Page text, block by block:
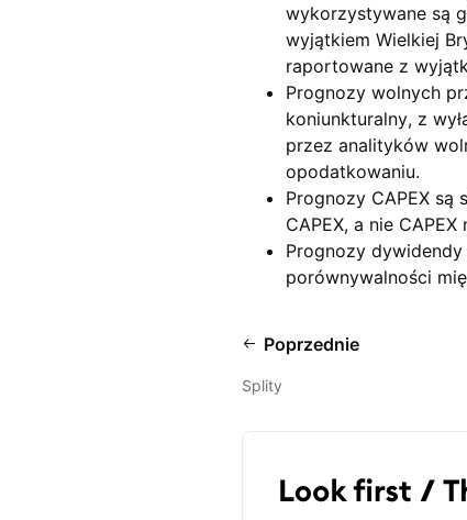
wykorzystywane są
wyjątkiem Wielkiej
raportowane z
Prognozy wolnych
koniunkturalny, z
przez analityków
opodatkowaniu.
Prognozy CAPEX
CAPEX, a nie CAPEX
Prognozy
porównywalności
Poprzednie
Splity